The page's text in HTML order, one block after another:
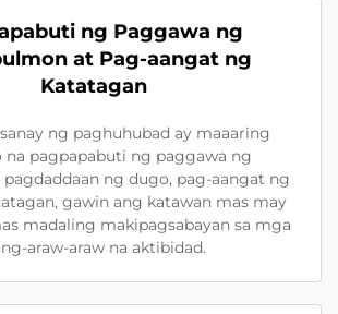
ng Paggawa ng
at Pag-aangat ng
Katatagan
ng paghuhubad ay maaaring
na pagpapabuti ng paggawa ng
ng dugo, pag-aangat ng
gawin ang katawan mas may
madaling makipagsabayan sa mga
araw-araw na aktibidad.